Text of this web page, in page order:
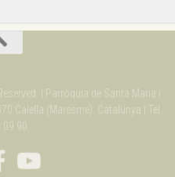
| Parròquia de Santa Maria i
Calella (Maresme). Catalunya | Tel.
09 90